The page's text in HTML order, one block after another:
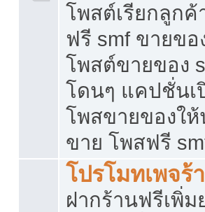
โพสต์เรียกลูกค้
ฟรี smf ขายขอ
โพสต์ขายของ
โดนๆ แคปชั่นเ
โพสขายของใ
ขาย โพสฟรี
โปรโมทเพจร้
ฝากร้านฟรีเพิ่